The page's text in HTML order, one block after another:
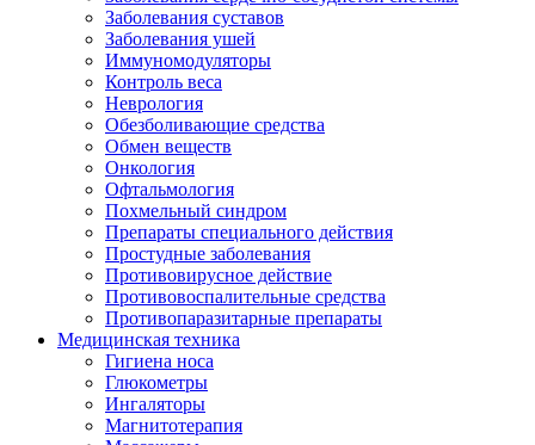
Заболевания суставов
Заболевания ушей
Иммуномодуляторы
Контроль веса
Неврология
Обезболивающие средства
Обмен веществ
Онкология
Офтальмология
Похмельный синдром
Препараты специального действия
Простудные заболевания
Противовирусное действие
Противовоспалительные средства
Противопаразитарные препараты
Медицинская техника
Гигиена носа
Глюкометры
Ингаляторы
Магнитотерапия